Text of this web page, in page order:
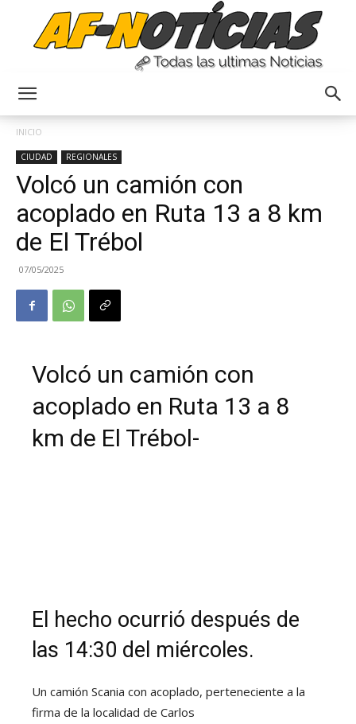
INICIO
CIUDAD REGIONALES
Volcó un camión con
acoplado en Ruta 13 a 8 km
de El Trébol
07/05/2025
Volcó un camión con
acoplado en Ruta 13 a 8
km de El Trébol-
El hecho ocurrió después de
las 14:30 del miércoles.
Un camión Scania con acoplado, perteneciente a la
firma de la localidad de Carlos